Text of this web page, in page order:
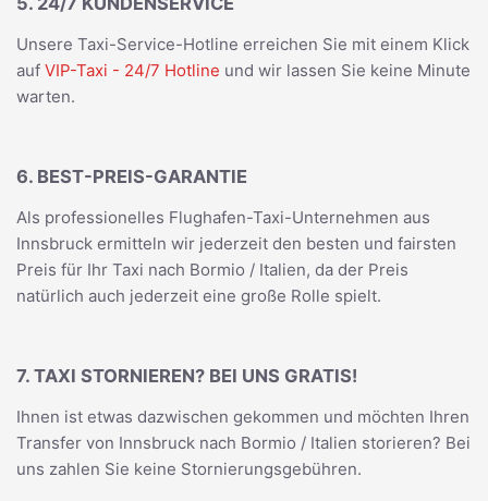
Unsere Taxi-Service-Hotline erreichen Sie mit einem Klick
auf VIP-Taxi - 24/7 Hotline und wir lassen Sie keine Minute
warten.
6. BEST-PREIS-GARANTIE
Als professionelles Flughafen-Taxi-Unternehmen aus
Innsbruck ermitteln wir jederzeit den besten und fairsten
Preis für Ihr Taxi nach Bormio / Italien, da der Preis
natürlich auch jederzeit eine große Rolle spielt.
7. TAXI STORNIEREN? BEI UNS GRATIS!
Ihnen ist etwas dazwischen gekommen und möchten Ihren
Transfer von Innsbruck nach Bormio / Italien storieren? Bei
uns zahlen Sie keine Stornierungsgebühren.